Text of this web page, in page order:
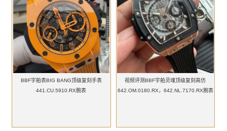
BBF宇舶表BIG BANG顶级复刻手表
441.CU.5910.RX腕表
视频评测BBF宇舶灵魂顶级复刻高仿
642.OM.0180.RX，642.NL.7170.RX腕表